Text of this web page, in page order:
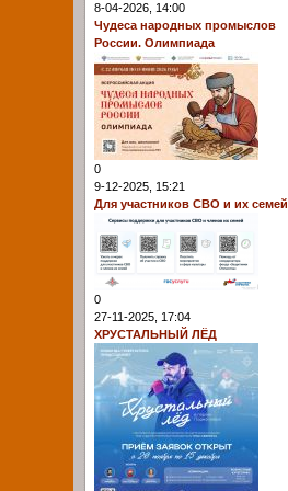
8-04-2026, 14:00
Чудеса народных промыслов
России. Олимпиада
0
9-12-2025, 15:21
Для участников СВО и их семей
0
27-11-2025, 17:04
ХРУСТАЛЬНЫЙ ЛЁД